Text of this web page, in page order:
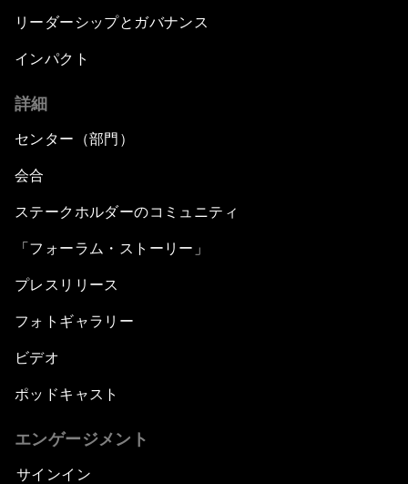
リーダーシップとガバナンス
インパクト
詳細
センター（部門）
会合
ステークホルダーのコミュニティ
「フォーラム・ストーリー」
プレスリリース
フォトギャラリー
ビデオ
ポッドキャスト
エンゲージメント
サインイン